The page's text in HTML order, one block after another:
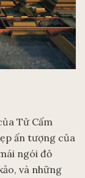
Tử Cấm
ấn tượng của
ngói đỏ
và những